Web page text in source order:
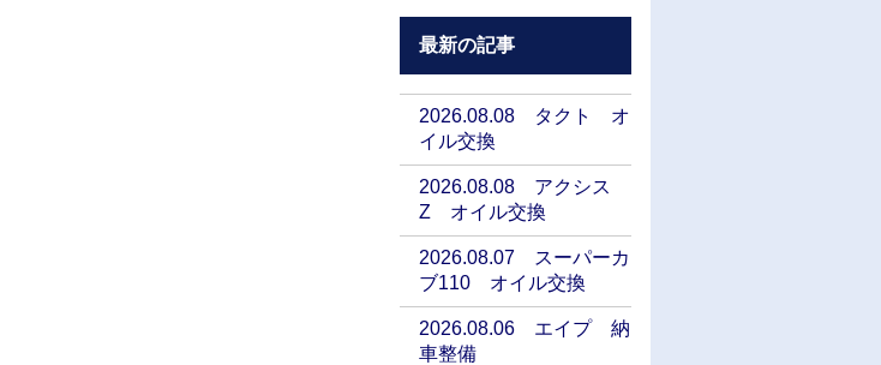
最新の記事
2026.08.08 タクト オ
イル交換
2026.08.08 アクシス
Z オイル交換
2026.08.07 スーパーカ
ブ110 オイル交換
2026.08.06 エイプ 納
車整備